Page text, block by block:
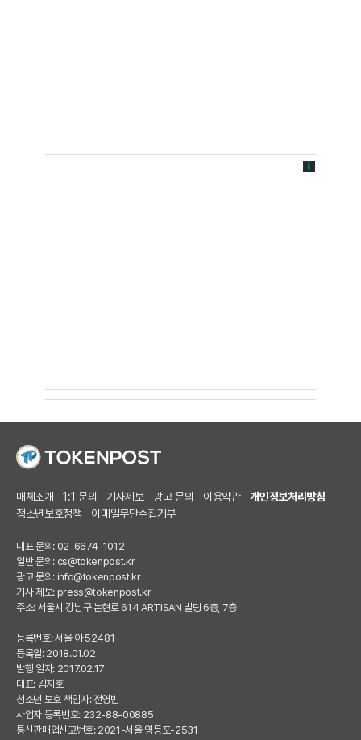
매체소개 1:1 문의 기사제보 광고 문의 이용약관
개인정보처리방침
청소년보호정책
이메일무단수집거부
대표 문의: 02-6674-1012
일반 문의: cs@tokenpost.kr
광고 문의: info@tokenpost.kr
기사 제보: press@tokenpost.kr
주소: 서울시 강남구 논현로 614 ARTISAN 빌딩 6층, 7층
등록번호: 서울 아 52481
등록일: 2018.01.02
발행 일자: 2017.02.17
대표: 김지호
청소년 보호 책임자: 전영빈
사업자 등록번호: 232-88-00885
통신판매업신고번호: 2021-서울 영등포-2531